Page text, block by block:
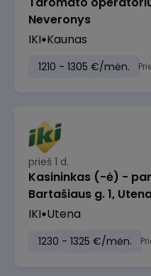
Neveronys
IKI Kaunas
1210 - 1305 €/mėn.
prieš 1 d.
Kasininkas (-ė) -
Bartašiaus g. 1,
IKI Utena
1230 - 1325 €/mėn.